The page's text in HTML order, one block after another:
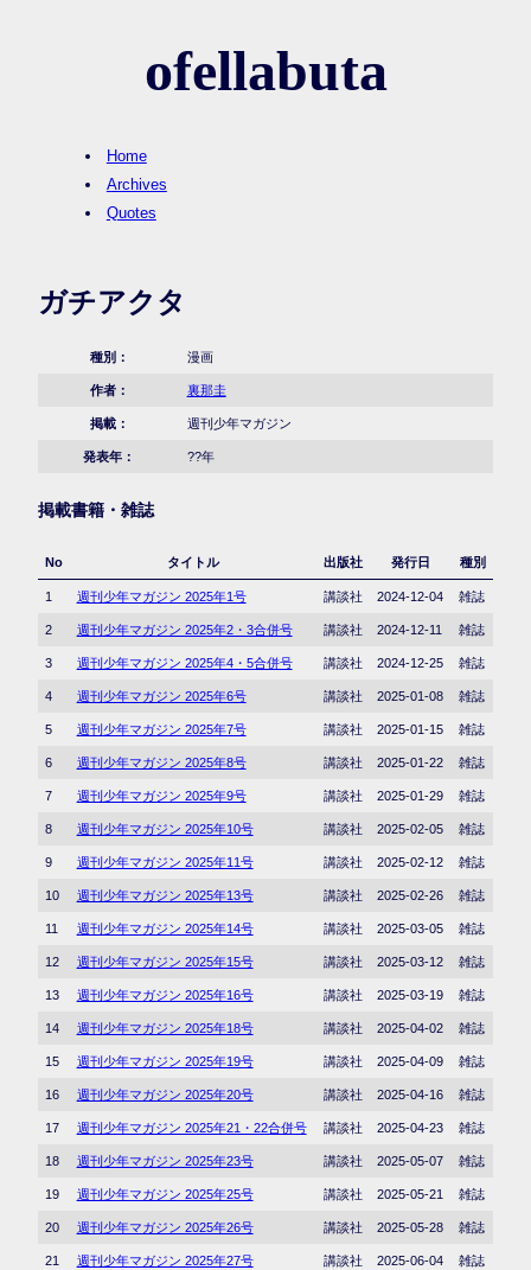
ofellabuta
Home
Archives
Quotes
ガチアクタ
種別： 漫画
作者： 裏那圭
掲載： 週刊少年マガジン
発表年： ??年
掲載書籍・雑誌
No タイトル 出版社 発行日 種別
1 週刊少年マガジン 2025年1号 講談社 2024-12-04 雑誌
2 週刊少年マガジン 2025年2・3合併号 講談社 2024-12-11 雑誌
3 週刊少年マガジン 2025年4・5合併号 講談社 2024-12-25 雑誌
4 週刊少年マガジン 2025年6号 講談社 2025-01-08 雑誌
5 週刊少年マガジン 2025年7号 講談社 2025-01-15 雑誌
6 週刊少年マガジン 2025年8号 講談社 2025-01-22 雑誌
7 週刊少年マガジン 2025年9号 講談社 2025-01-29 雑誌
8 週刊少年マガジン 2025年10号 講談社 2025-02-05 雑誌
9 週刊少年マガジン 2025年11号 講談社 2025-02-12 雑誌
10 週刊少年マガジン 2025年13号 講談社 2025-02-26 雑誌
11 週刊少年マガジン 2025年14号 講談社 2025-03-05 雑誌
12 週刊少年マガジン 2025年15号 講談社 2025-03-12 雑誌
13 週刊少年マガジン 2025年16号 講談社 2025-03-19 雑誌
14 週刊少年マガジン 2025年18号 講談社 2025-04-02 雑誌
15 週刊少年マガジン 2025年19号 講談社 2025-04-09 雑誌
16 週刊少年マガジン 2025年20号 講談社 2025-04-16 雑誌
17 週刊少年マガジン 2025年21・22合併号 講談社 2025-04-23 雑誌
18 週刊少年マガジン 2025年23号 講談社 2025-05-07 雑誌
19 週刊少年マガジン 2025年25号 講談社 2025-05-21 雑誌
20 週刊少年マガジン 2025年26号 講談社 2025-05-28 雑誌
21 週刊少年マガジン 2025年27号 講談社 2025-06-04 雑誌